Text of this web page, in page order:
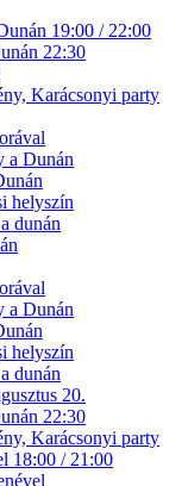
19:00 / 22:00
22:30
Karácsonyi party
a Dunán
helyszín
dunán
a Dunán
helyszín
dunán
20.
22:30
Karácsonyi party
18:00 / 21:00